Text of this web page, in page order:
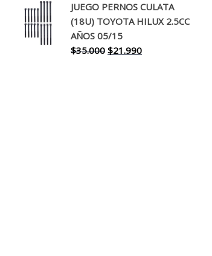
original
era:
$30.000.
actual
es:
$17.990.
JUEGO PERNOS CULATA
(18U) TOYOTA HILUX 2.5CC
AÑOS 05/15
$35.000 El
$21.990El